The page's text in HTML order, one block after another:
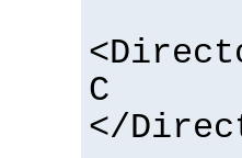
C
</